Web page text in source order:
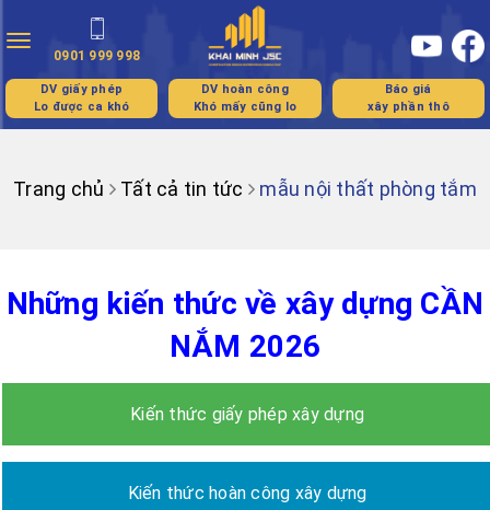
Toggle
navigation
0901 999 998
DV giấy phép
Lo được ca khó
DV hoàn công
Khó mấy cũng lo
Báo giá
xây phần thô
Trang chủ Tất cả tin tức mẫu nội thất phòng tắm
Những kiến thức về xây dựng CẦN
NẮM 2026
Kiến thức giấy phép xây dựng
Kiến thức hoàn công xây dựng